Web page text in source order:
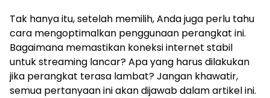
Tak hanya itu, setelah memilih, Anda juga perlu tahu
cara mengoptimalkan penggunaan perangkat ini.
Bagaimana memastikan koneksi internet stabil
untuk streaming lancar? Apa yang harus dilakukan
jika perangkat terasa lambat? Jangan khawatir,
semua pertanyaan ini akan dijawab dalam artikel ini.